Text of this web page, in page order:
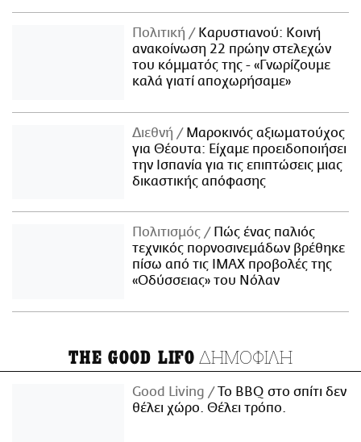
Πολιτική
Καρυστιανού: Κοινή
ανακοίνωση 22 πρώην στελεχών
του κόμματός της - «Γνωρίζουμε
καλά γιατί αποχωρήσαμε»
Διεθνή
Μαροκινός αξιωματούχος
για Θέουτα: Είχαμε προειδοποιήσει
την Ισπανία για τις επιπτώσεις μιας
δικαστικής απόφασης
Πολιτισμός
Πώς ένας παλιός
τεχνικός πορνοσινεμάδων βρέθηκε
πίσω από τις IMAX προβολές της
«Οδύσσειας» του Νόλαν
THE GOOD LIFO ΔΗΜΟΦΙΛΗ
Good Living
Το BBQ στο σπίτι δεν
θέλει χώρο. Θέλει τρόπο.